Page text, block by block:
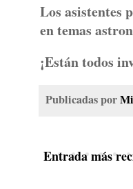
Los asistentes
en temas
¡Están todos
Publicadas por
Entrada más